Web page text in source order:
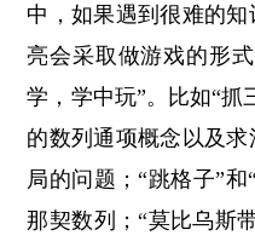
中，如果遇到很难的
亮会采取做游戏的形
学，学中玩”。比如“抓
的数列通项概念以及
局的问题；“跳格子”
那契数列；“莫比乌斯